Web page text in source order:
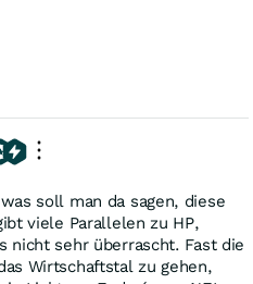
soll man da sagen, diese
viele Parallelen zu HP,
nicht sehr überrascht. Fast die
Wirtschaftstal zu gehen,